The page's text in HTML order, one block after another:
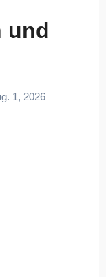
und
1, 2026